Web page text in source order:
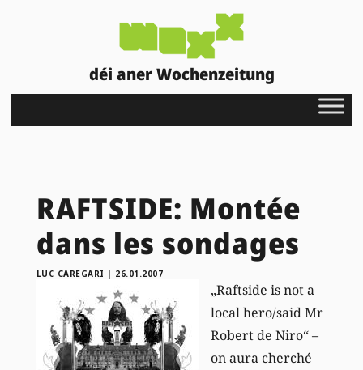
déi aner Wochenzeitung
RAFTSIDE: Montée
dans les sondages
LUC CAREGARI | 26.01.2007
„Raftside is not a
local hero/said Mr
Robert de Niro“ –
on aura cherché